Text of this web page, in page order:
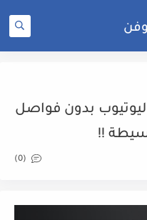
بدون فواصل
!!
(0)